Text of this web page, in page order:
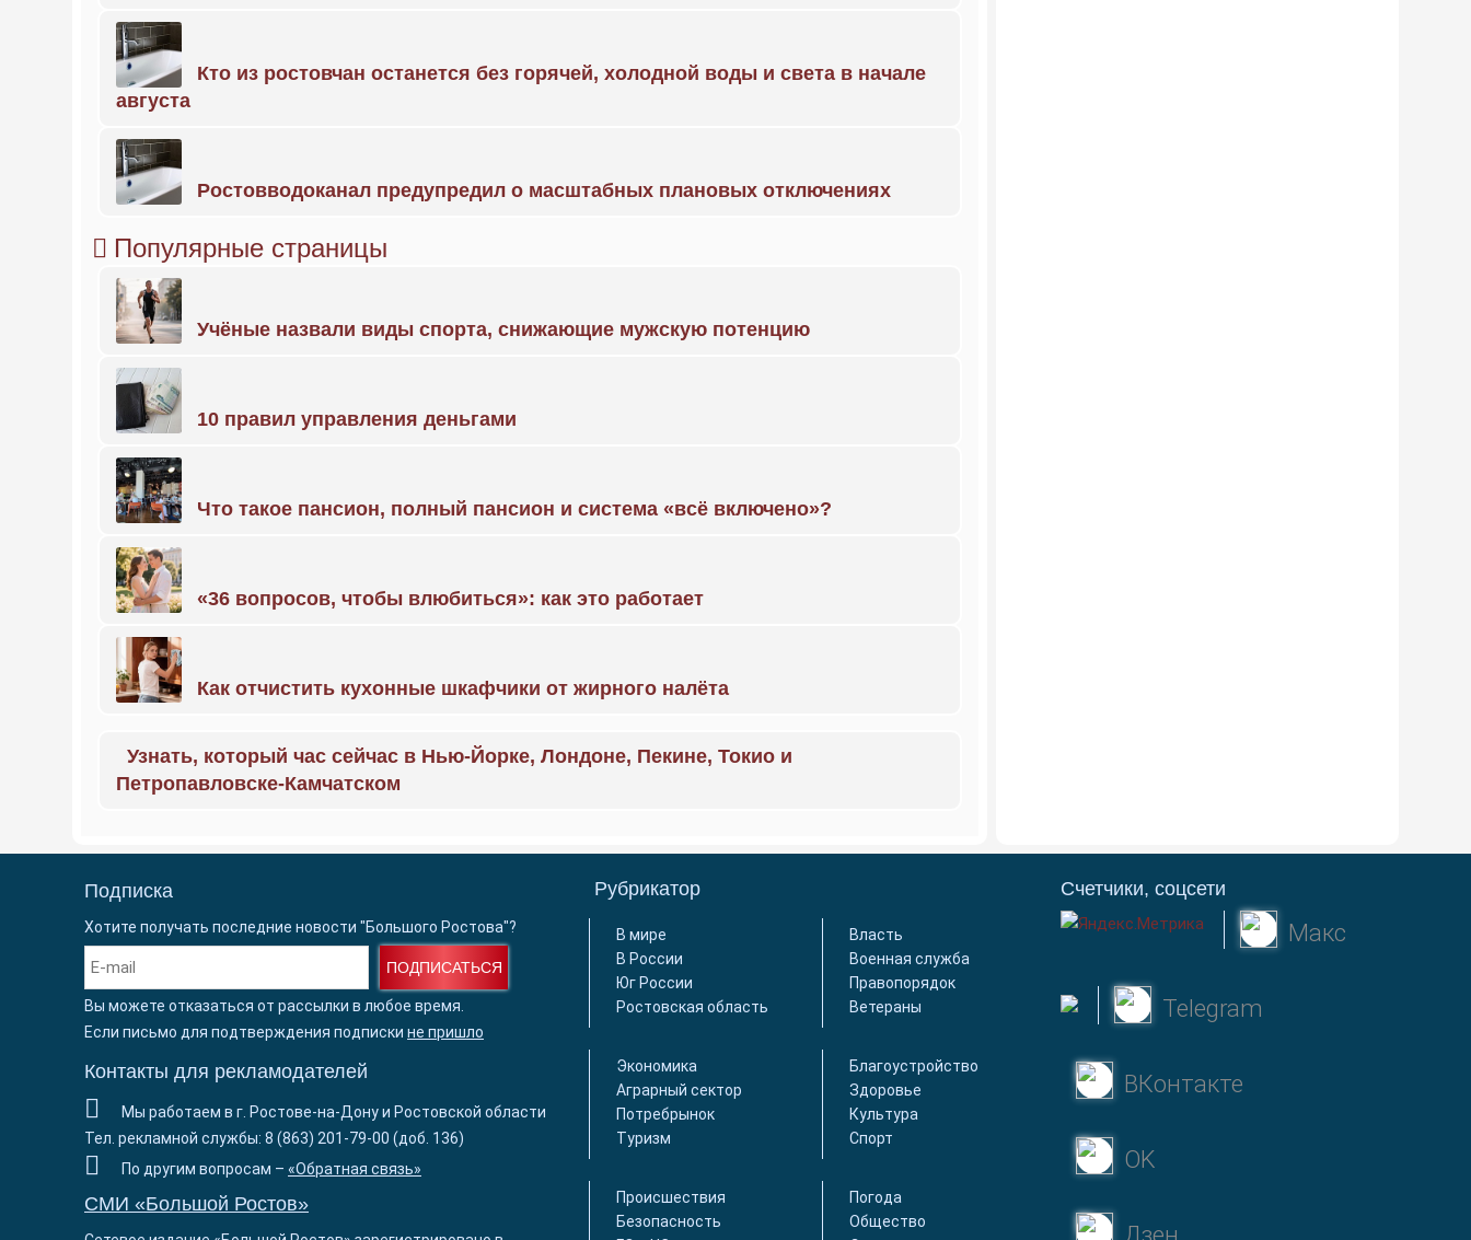
Кто из ростовчан останется без горячей, холодной воды и света в начале
августа
Ростовводоканал предупредил о масштабных плановых отключениях
Популярные страницы
Учёные назвали виды спорта, снижающие мужскую потенцию
10 правил управления деньгами
Что такое пансион, полный пансион и система «всё включено»?
«36 вопросов, чтобы влюбиться»: как это работает
Как отчистить кухонные шкафчики от жирного налёта
Узнать, который час сейчас в Нью-Йорке, Лондоне, Пекине, Токио и
Петропавловске-Камчатском
Подписка
Хотите получать последние новости "Большого Ростова"?
ПОДПИСАТЬСЯ
Вы можете отказаться от рассылки в любое время.
Если письмо для подтверждения подписки не пришло
Контакты для рекламодателей
Мы работаем в г. Ростове-на-Дону и Ростовской области
Тел. рекламной службы: 8 (863) 201-79-00 (доб. 136)
По другим вопросам – «Обратная связь»
СМИ «Большой Ростов»
Рубрикатор
В мире
В России
Юг России
Ростовская область
Власть
Военная служба
Правопорядок
Ветераны
Экономика
Аграрный сектор
Потребрынок
Туризм
Благоустройство
Здоровье
Культура
Спорт
Происшествия
Безопасность
Погода
Общество
Счетчики, соцсети
Макс
Telegram
ВКонтакте
OK